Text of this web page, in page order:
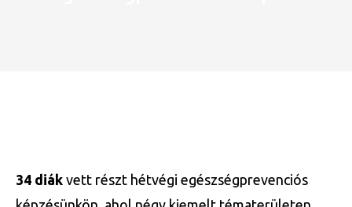
34 diák vett részt hétvégi egészségprevenciós